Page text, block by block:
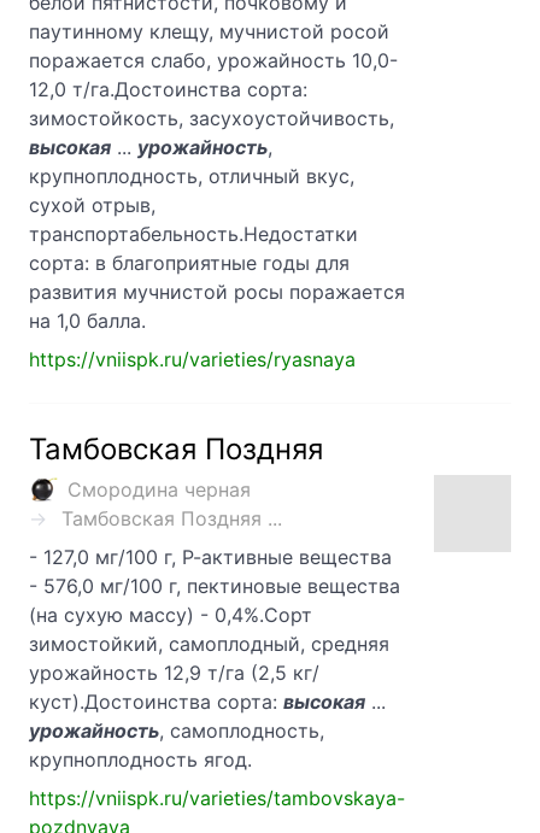
паутинному клещу, мучнистой росой
поражается слабо, урожайность 10,0-
12,0 т/га.Достоинства сорта:
зимостойкость, засухоустойчивость,
высокая ... урожайность,
крупноплодность, отличный вкус,
сухой отрыв,
транспортабельность.Недостатки
сорта: в благоприятные годы для
развития мучнистой росы поражается
на 1,0 балла.
https://vniispk.ru/varieties/ryasnaya
Тамбовская Поздняя
Смородина черная
Тамбовская Поздняя ...
- 127,0 мг/100 г, Р-активные вещества
- 576,0 мг/100 г, пектиновые вещества
(на сухую массу) - 0,4%.Сорт
зимостойкий, самоплодный, средняя
урожайность 12,9 т/га (2,5 кг/
куст).Достоинства сорта: высокая ...
урожайность, самоплодность,
крупноплодность ягод.
https://vniispk.ru/varieties/tambovskaya-
pozdnyaya